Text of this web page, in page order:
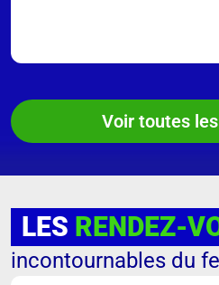
Voir toutes
LES RENDEZ-
incontournables du